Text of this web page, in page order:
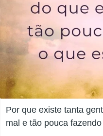
Por que existe tanta
mal e tão pouca